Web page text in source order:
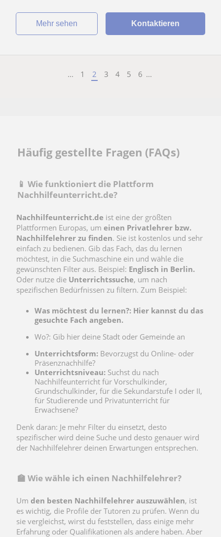
Mehr sehen Kontaktieren
... 1 2 3 4 5 6 ...
Häufig gestellte Fragen (FAQs)
📱 Wie funktioniert die Plattform
Nachhilfeunterricht.de?
Nachhilfeunterricht.de ist eine der größten
Plattformen Europas, um einen Privatlehrer bzw.
Nachhilfelehrer zu finden. Sie ist kostenlos und sehr
einfach zu bedienen. Gib das Fach, das du lernen
möchtest, in die Suchmaschine ein und wähle die
gewünschten Filter aus. Beispiel: Englisch in Berlin.
Oder nutze die Unterrichtssuche, um nach
spezifischen Bedürfnissen zu filtern. Zum Beispiel:
Was möchtest du lernen?: Hier kannst du das
gesuchte Fach angeben.
Wo?: Gib hier deine Stadt oder Gemeinde an
Unterrichtsform: Bevorzugst du Online- oder
Präsenznachhilfe?
Unterrichtsniveau: Suchst du nach
Nachhilfeunterricht für Vorschulkinder,
Grundschulkinder, für die Sekundarstufe I oder II,
für Studierende und Privatunterricht für
Erwachsene?
Denk daran: Je mehr Filter du einsetzt, desto
spezifischer wird deine Suche und desto genauer wird
der Nachhilfelehrer deinen Erwartungen entsprechen.
🏫 Wie wähle ich einen Nachhilfelehrer?
Um den besten Nachhilfelehrer auszuwählen, ist
es wichtig, die Profile der Tutoren zu prüfen. Wenn du
sie vergleichst, wirst du feststellen, dass einige mehr
Erfahrung oder Qualifikationen als andere haben. Aber